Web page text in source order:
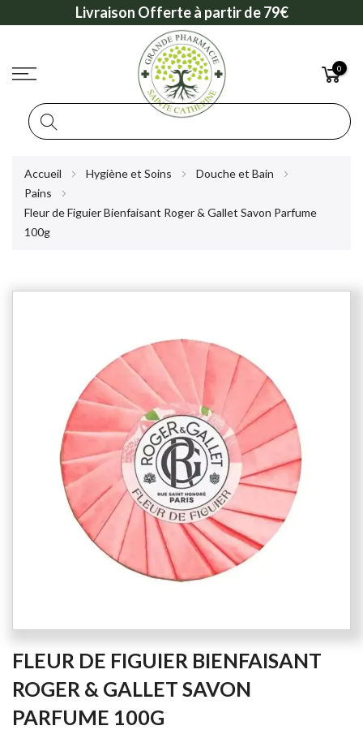
Livraison Offerte à partir de 79€
0
Accueil Hygiène et Soins
Douche et Bain
Pains
Fleur de Figuier Bienfaisant Roger & Gallet Savon Parfume
100g
to
beginning
of
FLEUR DE FIGUIER BIENFAISANT
ROGER & GALLET SAVON
PARFUME 100G